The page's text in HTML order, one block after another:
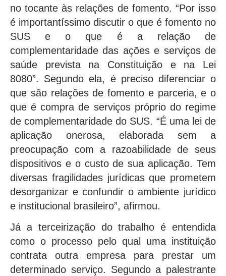
no tocante às relações de fomento. “Por isso
é importantíssimo discutir o que é fomento no
SUS e o que é a relação de
complementaridade das ações e serviços de
saúde prevista na Constituição e na Lei
8080”. Segundo ela, é preciso diferenciar o
que são relações de fomento e parceria, e o
que é compra de serviços próprio do regime
de complementaridade do SUS. “É uma lei de
aplicação onerosa, elaborada sem a
preocupação com a razoabilidade de seus
dispositivos e o custo de sua aplicação. Tem
diversas fragilidades jurídicas que prometem
desorganizar e confundir o ambiente jurídico
e institucional brasileiro”, afirmou.
Já a terceirização do trabalho é entendida
como o processo pelo qual uma instituição
contrata outra empresa para prestar um
determinado serviço. Segundo a palestrante